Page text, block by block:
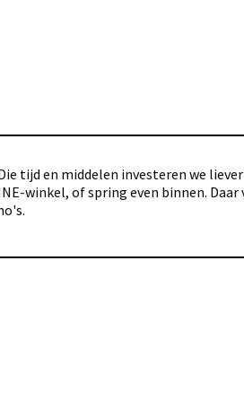
tijd en middelen investeren we
winkel, of spring even binnen. Daar